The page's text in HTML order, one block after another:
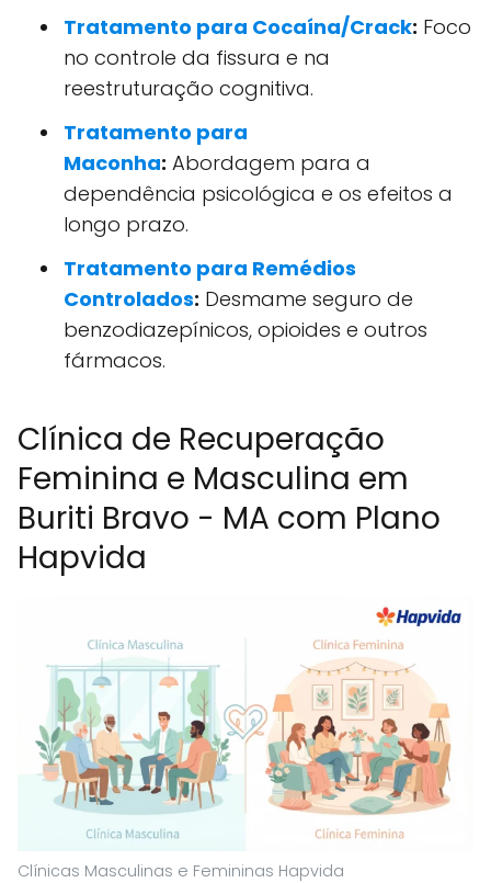
Tratamento para Cocaína/Crack: Foco
no controle da fissura e na
reestruturação cognitiva.
Tratamento para
Maconha: Abordagem para a
dependência psicológica e os efeitos a
longo prazo.
Tratamento para Remédios
Controlados: Desmame seguro de
benzodiazepínicos, opioides e outros
fármacos.
Clínica de Recuperação
Feminina e Masculina em
Buriti Bravo - MA com Plano
Hapvida
Clínicas Masculinas e Femininas Hapvida